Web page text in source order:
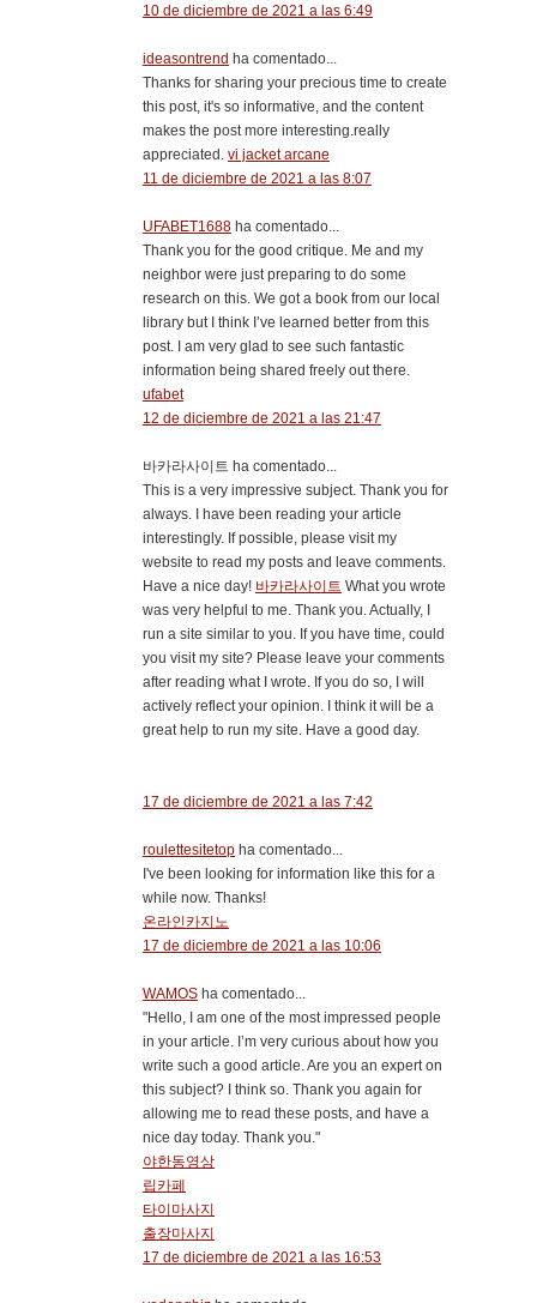
10 de diciembre de 2021 a las 6:49
ideasontrend ha comentado...
Thanks for sharing your precious time to create
this post, it's so informative, and the content
makes the post more interesting.really
appreciated. vi jacket arcane
11 de diciembre de 2021 a las 8:07
UFABET1688 ha comentado...
Thank you for the good critique. Me and my
neighbor were just preparing to do some
research on this. We got a book from our local
library but I think I’ve learned better from this
post. I am very glad to see such fantastic
information being shared freely out there.
ufabet
12 de diciembre de 2021 a las 21:47
바카라사이트 ha comentado...
This is a very impressive subject. Thank you for
always. I have been reading your article
interestingly. If possible, please visit my
website to read my posts and leave comments.
Have a nice day! 바카라사이트 What you wrote
was very helpful to me. Thank you. Actually, I
run a site similar to you. If you have time, could
you visit my site? Please leave your comments
after reading what I wrote. If you do so, I will
actively reflect your opinion. I think it will be a
great help to run my site. Have a good day.
17 de diciembre de 2021 a las 7:42
roulettesitetop ha comentado...
I've been looking for information like this for a
while now. Thanks!
온라인카지노
17 de diciembre de 2021 a las 10:06
WAMOS ha comentado...
"Hello, I am one of the most impressed people
in your article. I’m very curious about how you
write such a good article. Are you an expert on
this subject? I think so. Thank you again for
allowing me to read these posts, and have a
nice day today. Thank you."
야한동영상
립카페
타이마사지
출장마사지
17 de diciembre de 2021 a las 16:53